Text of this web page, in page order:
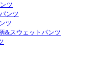
ツ
ンツ
ツ
&スウェットパンツ